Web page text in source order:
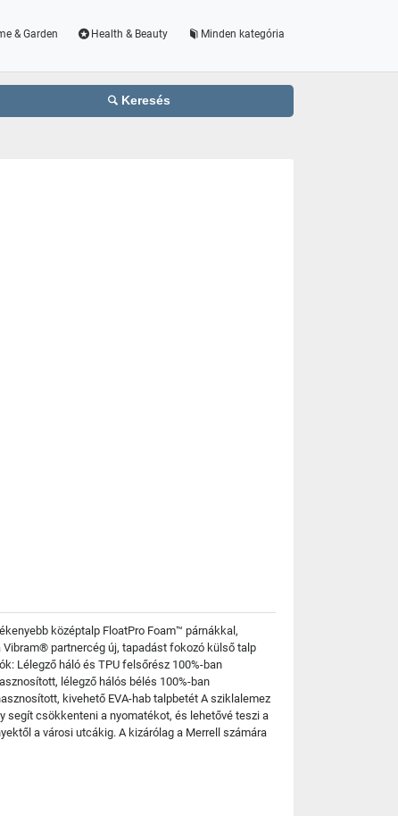
& Garden Health & Beauty Minden kategória
Keresés
középtalp FloatPro Foam™ párnákkal,
partnercég új, tapadást fokozó külső talp
Lélegző háló és TPU felsőrész 100%-ban
lélegző hálós bélés 100%-ban
kivehető EVA-hab talpbetét A sziklalemez
segít csökkenteni a nyomatékot, és lehetővé teszi a
a városi utcákig. A kizárólag a Merrell számára